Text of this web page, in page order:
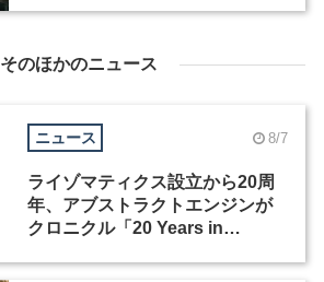
そのほかのニュース
ニュース 8/7
ライゾマティクス設立から20周
年、アブストラクトエンジンが
クロニクル「20 Years in